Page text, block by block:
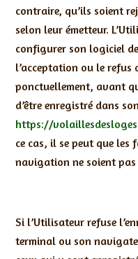
contraire, qu’ils soient
selon leur émetteur.
configurer son logiciel
l’acceptation ou le refus
ponctuellement, avant
d’être enregistré dans
https://
ce cas, il se peut que
navigation ne soient
Si l’Utilisateur refuse
terminal ou son